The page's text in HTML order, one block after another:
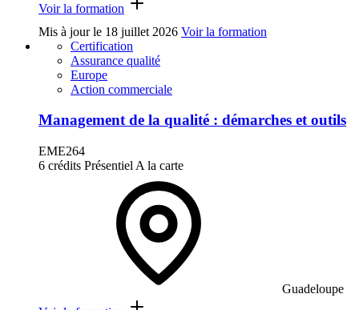
Voir la formation
Mis à jour le 18 juillet 2026 Voir la formation
Certification
Assurance qualité
Europe
Action commerciale
Management de la qualité : démarches et outils
EME264
6 crédits Présentiel A la carte
Guadeloupe